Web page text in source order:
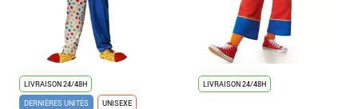
LIVRAISON 24/48H
DERNIÈRES UNITÉS
UNISEXE
LIVRAISON 24/48H